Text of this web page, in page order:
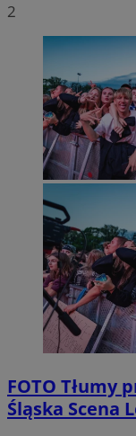
2
FOTO Tłumy
Śląska Scena